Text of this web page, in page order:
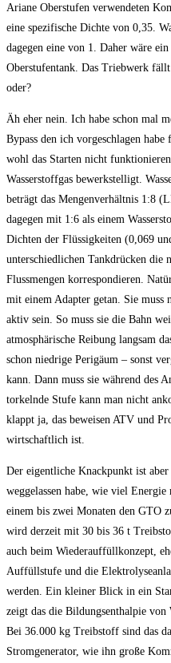
Ariane Oberstufen verwendeten
eine spezifische Dichte von 0,35.
dagegen eine von 1. Daher wäre
Oberstufentank. Das Triebwerk
oder?
Äh eher nein. Ich habe schon mal
Bypass den ich vorgeschlagen
wohl das Starten nicht
Wasserstoffgas bewerkstelligt.
beträgt das Mengenverhältnis 1:8
dagegen mit 1:6 als einem
Dichten der Flüssigkeiten (0,069
unterschiedlichen Tankdrücken die
Flussmengen korrespondieren.
mit einem Adapter getan. Sie muss
aktiv sein. So muss sie die Bahn
atmosphärische Reibung langsam
schon niedrige Perigäum – sonst
kann. Dann muss sie während des
torkelnde Stufe kann man nicht
klappt ja, das beweisen ATV und
wirtschaftlich ist.
Der eigentliche Knackpunkt ist
weggelassen habe, wie viel
einem bis zwei Monaten den GTO
wird derzeit mit 30 bis 36 t
auch beim Wiederauffüllkonzept,
Auffüllstufe und die
werden. Ein kleiner Blick in ein
zeigt das die Bildungsenthalpie
Bei 36.000 kg Treibstoff sind das
Stromgenerator, wie ihn große